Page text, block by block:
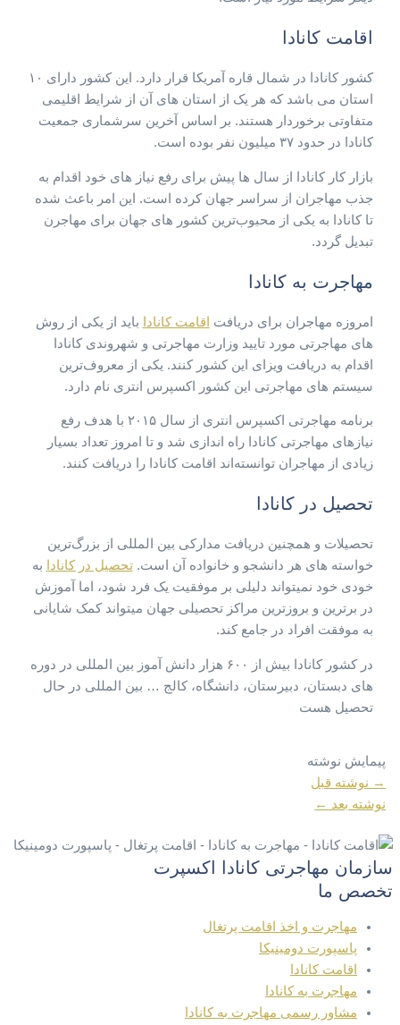
اقامت کانادا
کشور کانادا در شمال قاره آمریکا قرار دارد. این کشور دارای ۱۰
استان می باشد که هر یک از استان های آن از شرایط اقلیمی
متفاوتی برخوردار هستند. بر اساس آخرین سرشماری جمعیت
کانادا در حدود ۳۷ میلیون نفر بوده است.
بازار کار کانادا از سال ها پیش برای رفع نیاز های خود اقدام به
جذب مهاجران از سراسر جهان کرده است. این امر باعث شده
تا کانادا به یکی از محبوب‌ترین کشور های جهان برای مهاجرن
تبدیل گردد.
مهاجرت به کانادا
امروزه مهاجران برای دریافت اقامت کانادا باید از یکی از روش
های مهاجرتی مورد تایید وزارت مهاجرتی و شهروندی کانادا
اقدام به دریافت ویزای این کشور کنند. یکی از معروف‌ترین
سیستم های مهاجرتی این کشور اکسپرس انتری نام دارد.
برنامه مهاجرتی اکسپرس انتری از سال ۲۰۱۵ با هدف رفع
نیازهای مهاجرتی کانادا راه اندازی شد و تا امروز تعداد بسیار
زیادی از مهاجران توانسته‌اند اقامت کانادا را دریافت کنند.
تحصیل در کانادا
تحصیلات و همچنین دریافت مدارکی بین المللی از بزرگ‌ترین
خواسته های هر دانشجو و خانواده آن است.تحصیل در کانادا
به
خودی خود نمیتواند دلیلی بر موفقیت یک فرد شود، اما آموزش
در برترین و بروزترین مراکز تحصیلی جهان میتواند کمک شایانی
به موفقت افراد در جامع کند.
در کشور کانادا بیش از ۶۰۰ هزار دانش آموز بین المللی در دوره
های دبستان، دبیرستان، دانشگاه، کالج … بین المللی در حال
تحصیل هست
پیمایش نوشته
→ نوشته قبل
نوشته بعد ←
سازمان مهاجرتی کانادا اکسپرت
تخصص ما
مهاجرت و اخذ اقامت پرتغال
پاسپورت دومینیکا
اقامت کانادا
مهاجرت به کانادا
مشاور رسمی مهاجرت به کانادا